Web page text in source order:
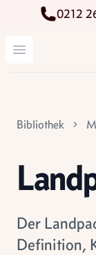
0212
Menü öffnen
Bibliothek
Der
Definition,